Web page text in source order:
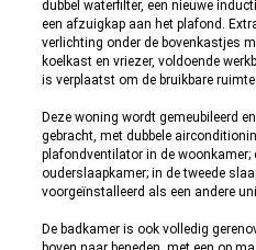
dubbel waterfilter, een nieuwe
een afzuigkap aan het plafond.
verlichting onder de bovenkastjes
koelkast en vriezer, voldoende
is verplaatst om de bruikbare
Deze woning wordt gemeubileerd
gebracht, met dubbele
plafondventilator in de
ouderslaapkamer; in de tweede
voorgeïnstalleerd als een andere
De badkamer is ook volledig